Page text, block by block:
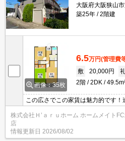
大阪府大阪狭山
築25年
2階建
画像：35枚
6.5万円(管理費
敷
20,000円
2階
2DK
この広さでこの家賃は魅力的です！
株式会社Ｈ’ａｒｕホーム ホームメイトFC
店
情報更新日 2026/08/02